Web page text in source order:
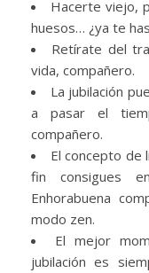
Hacerte viejo,
huesos… ¿ya te
Retírate del
vida, compañero.
La jubilación
a pasar el
compañero.
El concepto
fin consigues
Enhorabuena
modo zen.
El mejor
jubilación es